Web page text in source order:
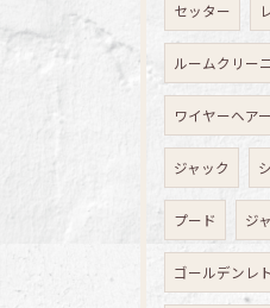
セッター
ルームクリー
ワイヤーヘア
ジャック
プード ジ
ゴールデンレ